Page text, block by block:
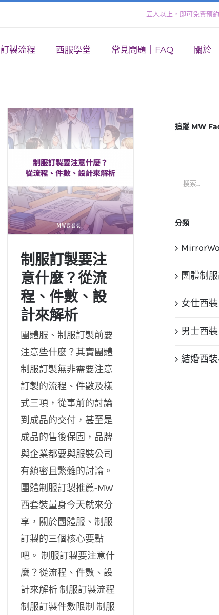
五人以上，即可免費預
訂製流程 西服學堂 常見問題｜FAQ 關於
制服訂製要注意什麼？從
流程、件數、設計來解析
制服訂製要注
意什麼？從流
程、件數、設
計來解析
團體服、制服訂製前要
注意些什麼？其實團體
制服訂製無非需要注意
訂製的流程、件數及樣
式三項，從事前的討論
到成品的交付，甚至是
成品的售後保固，品牌
與企業都要與服裝公司
有縝密且繁雜的討論。
團體制服訂製推薦-MW
西套裝量身今天就來分
享，關於團體服、制服
訂製的三個核心要點
吧。 制服訂製要注意什
麼？從流程、件數、設
計來解析 制服訂製流程
制服訂製件數限制 制服
追蹤 MW
搜
分類
團體制
女仕西裝
男士西裝
結婚西